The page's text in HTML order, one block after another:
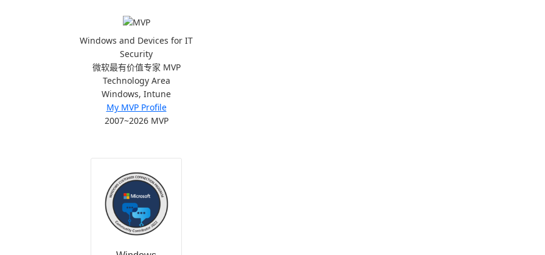
Windows and Devices for IT
Security
微软最有价值专家 MVP
Technology Area
Windows, Intune
My MVP Profile
2007~2026 MVP